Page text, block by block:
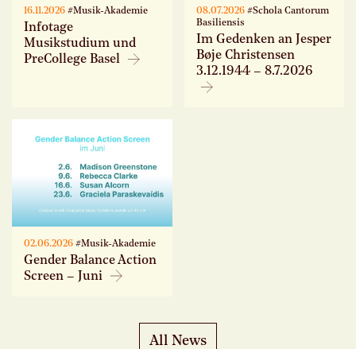
16.11.2026 #Musik-Akademie
Infotage
Musikstudium und
PreCollege Basel
08.07.2026#Schola Cantorum
Basiliensis
Im Gedenken an Jesper
Bøje Christensen
3.12.1944 – 8.7.2026
02.06.2026 #Musik-Akademie
Gender Balance Action
Screen – Juni
All News